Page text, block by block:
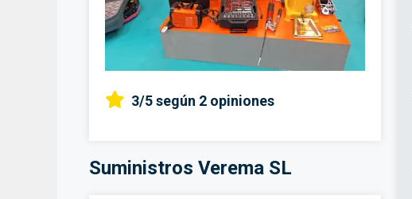
3/5según 2 opiniones
Suministros Verema SL